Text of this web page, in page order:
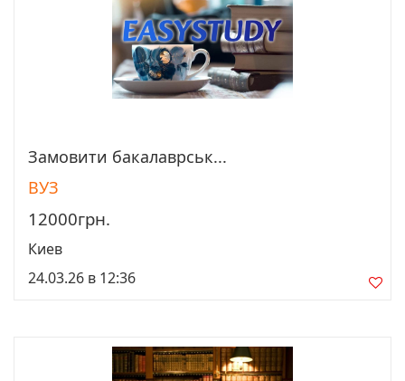
Просмотреть
Замовити бакалаврськ...
ВУЗ
12000грн.
Киев
24.03.26 в 12:36